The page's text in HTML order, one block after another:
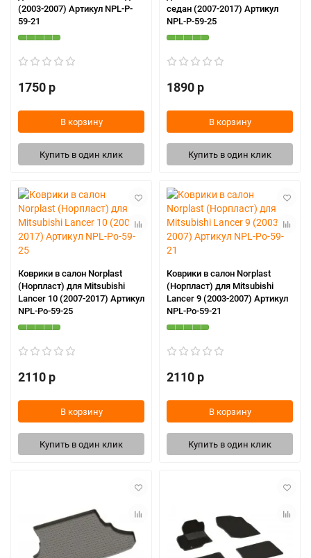
(2003-2007) Артикул NPL-P-
59-21
1750 р
В корзину
Купить в один клик
седан (2007-2017) Артикул
NPL-P-59-25
1890 р
В корзину
Купить в один клик
Коврики в салон Norplast
(Норпласт) для Mitsubishi
Lancer 10 (2007-2017) Артикул
NPL-Po-59-25
2110 р
В корзину
Купить в один клик
Коврики в салон Norplast
(Норпласт) для Mitsubishi
Lancer 9 (2003-2007) Артикул
NPL-Po-59-21
2110 р
В корзину
Купить в один клик